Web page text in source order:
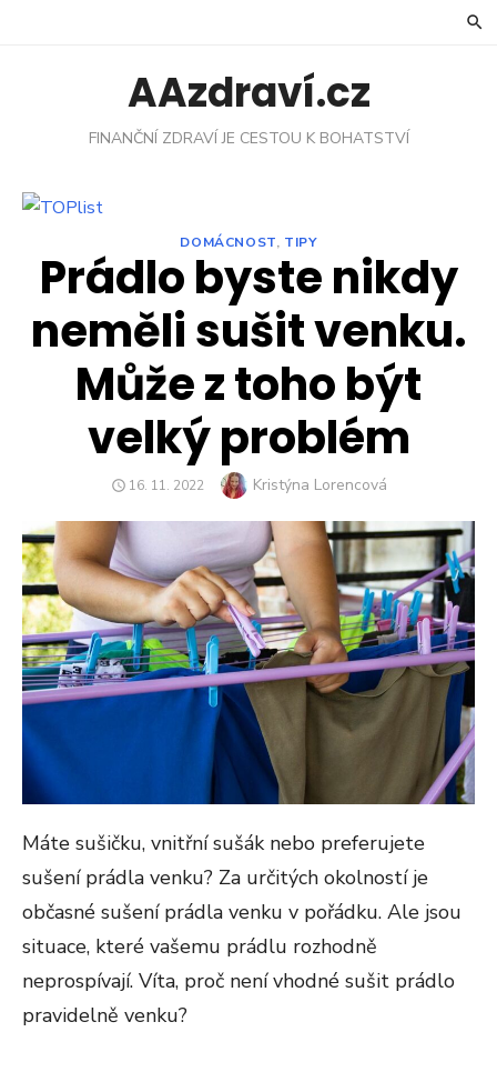
AAzdraví.cz
FINANČNÍ ZDRAVÍ JE CESTOU K BOHATSTVÍ
DOMÁCNOST, TIPY
Prádlo byste nikdy
neměli sušit venku.
Může z toho být
velký problém
POSTED
16. 11. 2022 Author
Kristýna Lorencová
Máte sušičku, vnitřní sušák nebo preferujete
sušení prádla venku? Za určitých okolností je
občasné sušení prádla venku v pořádku. Ale jsou
situace, které vašemu prádlu rozhodně
neprospívají. Víta, proč není vhodné sušit prádlo
pravidelně venku?